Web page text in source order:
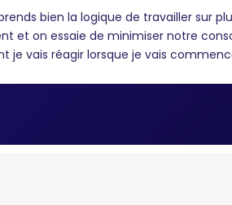
bien la logique de travailler sur
et on essaie de minimiser notre
vais réagir lorsque je vais